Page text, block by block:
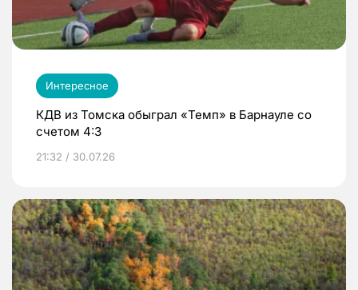
Интересное
КДВ из Томска обыграл «Темп» в Барнауле со
счетом 4:3
21:32 / 30.07.26